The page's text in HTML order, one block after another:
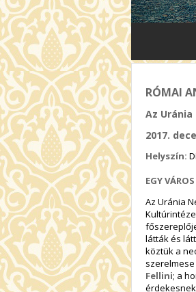
RÓMAI
Az
2017.
Helyszín:
EGY
Az Uránia
látták és
köztük a
Fellini; a